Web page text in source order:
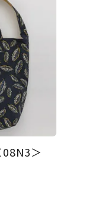
＞